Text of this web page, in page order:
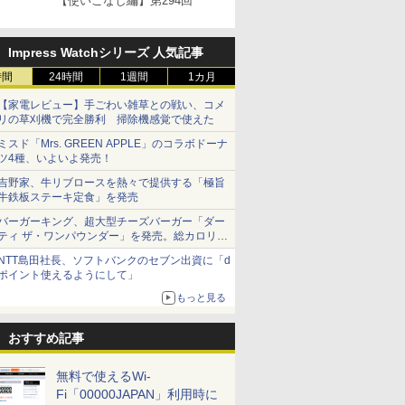
Impress Watchシリーズ 人気記事
24時間 1週間 1カ月
家電レビュー】手ごわい雑草との戦い、コメ
の草刈機で完全勝利 掃除機感覚で使えた
スド「Mrs. GREEN APPLE」のコラボドーナ
4種、いよいよ発売！
野家、牛リブロースを熱々で提供する「極旨
鉄板ステーキ定食」を発売
ーガーキング、超大型チーズバーガー「ダー
ィ ザ・ワンパウンダー」を発売。総カロリー
1656kcal、総重量約527g！
島田社長、ソフトバンクのセブン出資に「d
イント使えるようにして」
もっと見る
おすすめ記事
無料で使えるWi-
Fi「00000JAPAN」利用時に